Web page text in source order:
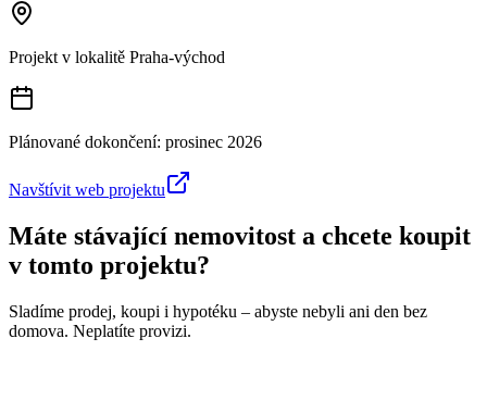
Projekt v lokalitě Praha-východ
Plánované dokončení: prosinec 2026
Navštívit web projektu
Máte stávající nemovitost a chcete koupit
v tomto projektu?
Sladíme prodej, koupi i hypotéku – abyste nebyli ani den bez
domova. Neplatíte provizi.